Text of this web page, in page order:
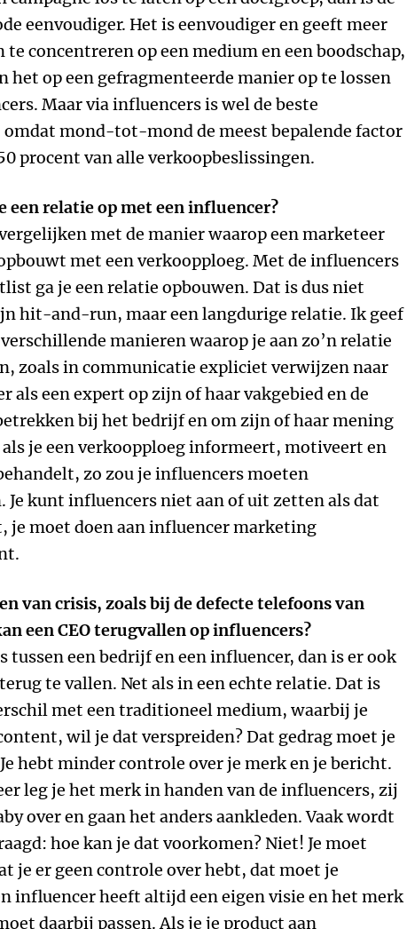
eenvoudiger. Het is eenvoudiger en geeft meer
concentreren op een medium en een boodschap,
het op een gefragmenteerde manier op te lossen
Maar via influencers is wel de beste
mond-tot-mond de meest bepalende factor
procent van alle verkoopbeslissingen.
een relatie op met een influencer?
met de manier waarop een marketeer
met een verkoopploeg. Met de influencers
ga je een relatie opbouwen. Dat is dus niet
hit-and-run, maar een langdurige relatie. Ik geef
manieren waarop je aan zo’n relatie
zoals in communicatie expliciet verwijzen naar
als een expert op zijn of haar vakgebied en de
bij het bedrijf en om zijn of haar mening
als je een verkoopploeg informeert, motiveert en
zo zou je influencers moeten
Je kunt influencers niet aan of uit zetten als dat
je moet doen aan influencer marketing
van crisis, zoals bij de defecte telefoons van
een CEO terugvallen op influencers?
tussen een bedrijf en een influencer, dan is er ook
te vallen. Net als in een echte relatie. Dat is
met een traditioneel medium, waarbij je
wil je dat verspreiden? Dat gedrag moet je
hebt minder controle over je merk en je bericht.
leg je het merk in handen van de influencers, zij
over en gaan het anders aankleden. Vaak wordt
hoe kan je dat voorkomen? Niet! Je moet
je er geen controle over hebt, dat moet je
influencer heeft altijd een eigen visie en het merk
daarbij passen. Als je je product aan